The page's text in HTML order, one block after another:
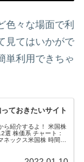
色々な場面で利
見てはいかがで
単利用できちゃ
ておきたいサイト
ら紹介するよ！ 米国株
選 株価系 チャート：
ックス米国株 時間外